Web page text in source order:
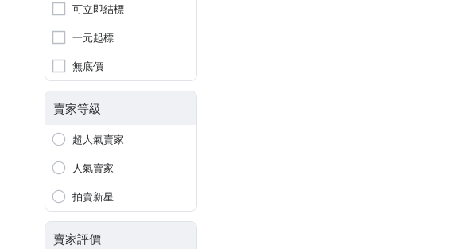
可立即結標
一元起標
無底價
賣家等級
超人氣賣家
人氣賣家
拍賣新星
賣家評價